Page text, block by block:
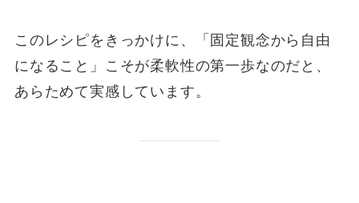
このレシピをきっかけに、「固定観念から自由
になること」こそが柔軟性の第一歩なのだと、
あらためて実感しています。